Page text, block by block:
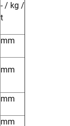
- / kg /
t
mm
mm
mm
mm